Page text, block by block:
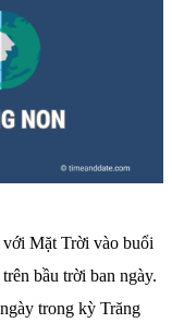
Mặt Trời vào buổi
bầu trời ban ngày.
trong kỳ Trăng